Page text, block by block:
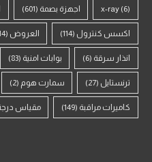
x-ray (6) اجهزة بصمة (601)
اكسس كنترول (114) العروض (14)
انذار سرقة (6) بوابات امنية (83)
ترنستايل (27) سمارت هوم (2)
كاميرات مراقبة (149) مقياس درجة